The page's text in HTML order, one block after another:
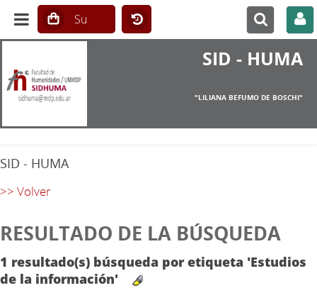
SID - HUMA
"LILIANA BEFUMO DE BOSCHI"
SID - HUMA
>> Volver
RESULTADO DE LA BÚSQUEDA
1 resultado(s) búsqueda por etiqueta 'Estudios
de la información'